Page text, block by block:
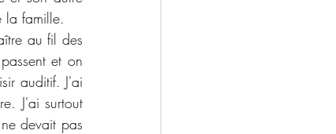
la famille.
au fil des
et on
auditif. J'ai
J'ai surtout
devait pas